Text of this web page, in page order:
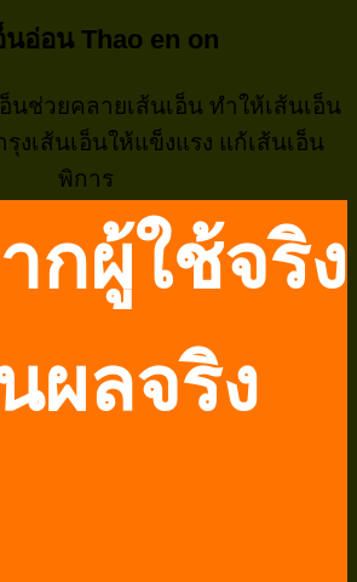
นอ่อน Thao en on
นช่วยคลายเส้นเอ็น ทำให้เส้นเอ็น
งเส้นเอ็นให้แข็งแรง แก้เส้นเอ็น
พิการ
กผู้ใช้จริง
ผลจริง